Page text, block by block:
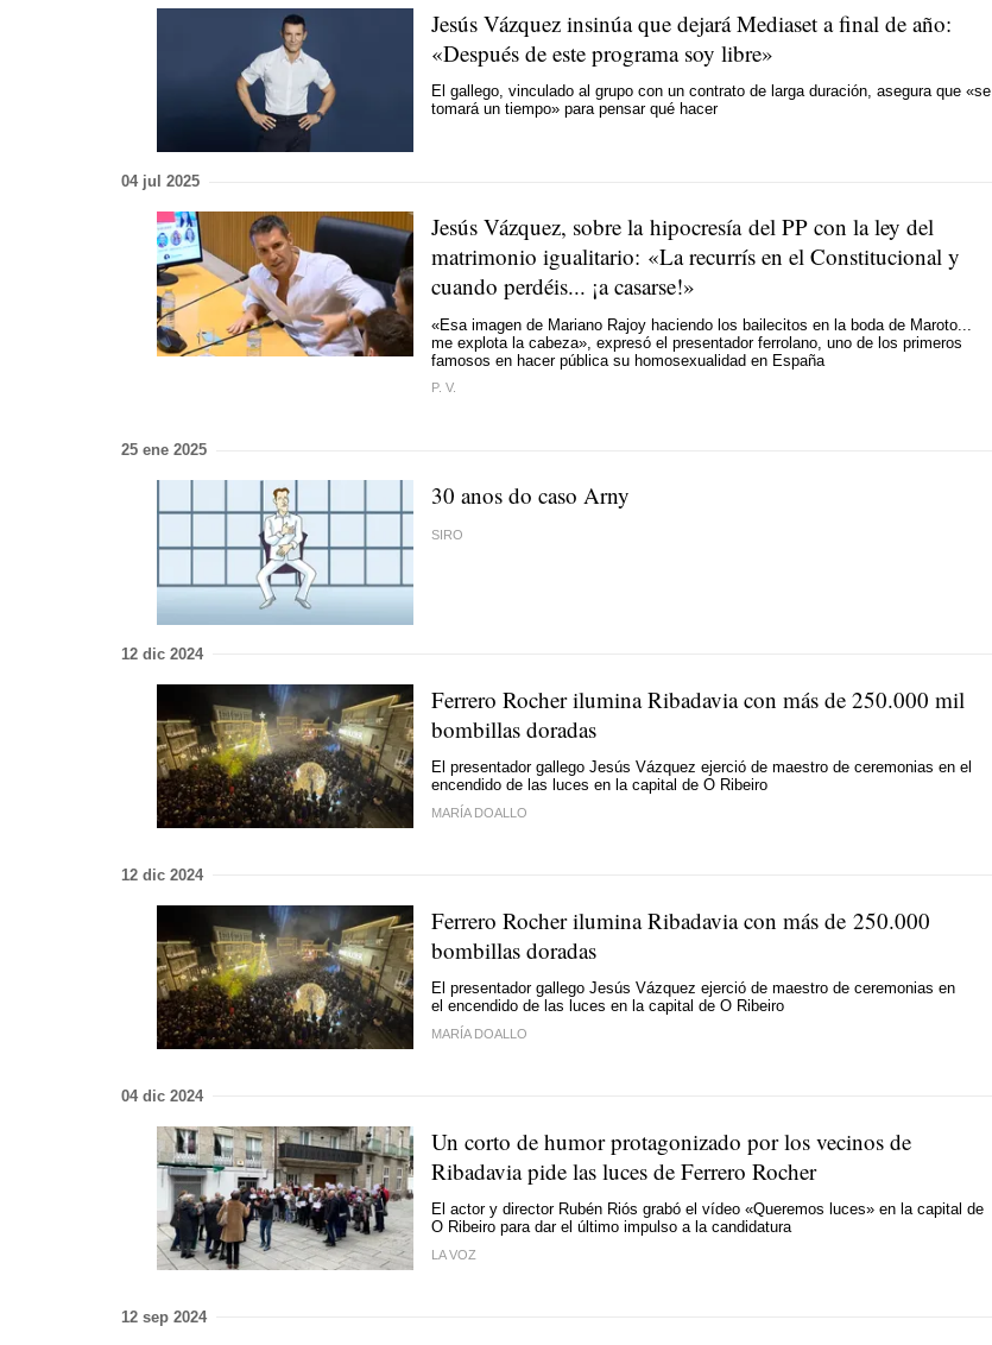
Jesús Vázquez insinúa que dejará Mediaset a final de año:
«Después de este programa soy libre»
El gallego, vinculado al grupo con un contrato de larga duración, asegura que «se
tomará un tiempo» para pensar qué hacer
04 jul 2025
Jesús Vázquez, sobre la hipocresía del PP con la ley del
matrimonio igualitario: «La recurrís en el Constitucional y
cuando perdéis... ¡a casarse!»
«Esa imagen de Mariano Rajoy haciendo los bailecitos en la boda de Maroto...
me explota la cabeza», expresó el presentador ferrolano, uno de los primeros
famosos en hacer pública su homosexualidad en España
P. V.
25 ene 2025
30 anos do caso Arny
SIRO
12 dic 2024
Ferrero Rocher ilumina Ribadavia con más de 250.000 mil
bombillas doradas
El presentador gallego Jesús Vázquez ejerció de maestro de ceremonias en el
encendido de las luces en la capital de O Ribeiro
MARÍA DOALLO
12 dic 2024
Ferrero Rocher ilumina Ribadavia con más de 250.000
bombillas doradas
El presentador gallego Jesús Vázquez ejerció de maestro de ceremonias en
el encendido de las luces en la capital de O Ribeiro
MARÍA DOALLO
04 dic 2024
Un corto de humor protagonizado por los vecinos de
Ribadavia pide las luces de Ferrero Rocher
El actor y director Rubén Riós grabó el vídeo «Queremos luces» en la capital de
O Ribeiro para dar el último impulso a la candidatura
LA VOZ
12 sep 2024